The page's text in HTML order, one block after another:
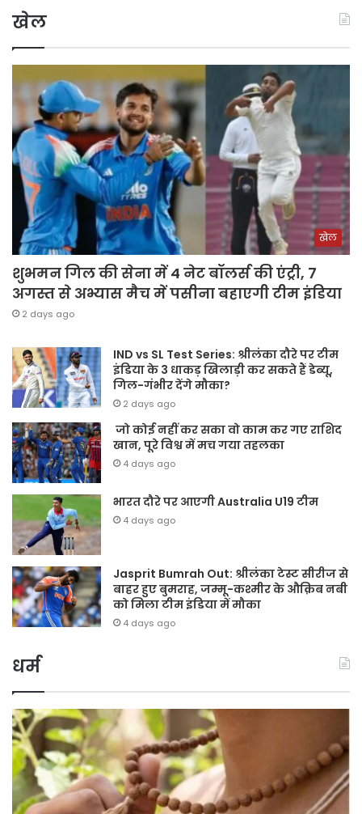
खेल
खेल
शुभमन गिल की सेना में 4 नेट बॉलर्स की एंट्री, 7
अगस्त से अभ्यास मैच में पसीना बहाएगी टीम इंडिया
2 days ago
IND vs SL Test Series: श्रीलंका दौरे पर टीम
इंडिया के 3 धाकड़ खिलाड़ी कर सकते हैं डेब्यू,
गिल-गंभीर देंगे मौका?
2 days ago
जो कोई नहीं कर सका वो काम कर गए राशिद
खान, पूरे विश्व में मच गया तहलका
4 days ago
भारत दौरे पर आएगी Australia U19 टीम
4 days ago
Jasprit Bumrah Out: श्रीलंका टेस्ट सीरीज से
बाहर हुए बुमराह, जम्मू-कश्मीर के औक़िब नबी
को मिला टीम इंडिया में मौका
4 days ago
धर्म